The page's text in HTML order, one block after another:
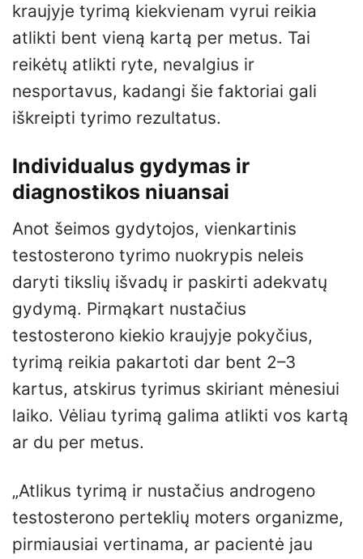
kraujyje tyrimą kiekvienam vyrui reikia
atlikti bent vieną kartą per metus. Tai
reikėtų atlikti ryte, nevalgius ir
nesportavus, kadangi šie faktoriai gali
iškreipti tyrimo rezultatus.
Individualus gydymas ir
diagnostikos niuansai
Anot šeimos gydytojos, vienkartinis
testosterono tyrimo nuokrypis neleis
daryti tikslių išvadų ir paskirti adekvatų
gydymą. Pirmąkart nustačius
testosterono kiekio kraujyje pokyčius,
tyrimą reikia pakartoti dar bent 2–3
kartus, atskirus tyrimus skiriant mėnesiui
laiko. Vėliau tyrimą galima atlikti vos kartą
ar du per metus.
„Atlikus tyrimą ir nustačius androgeno
testosterono perteklių moters organizme,
pirmiausiai vertinama, ar pacientė jau